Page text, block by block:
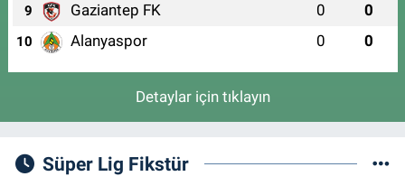
9 Gaziantep FK 0 0
10 Alanyaspor 0 0
Detaylar için tıklayın
Süper Lig Fikstür